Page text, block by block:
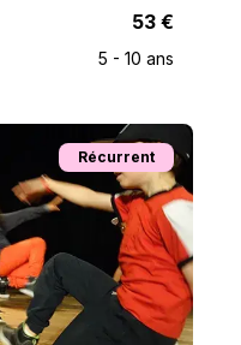
53 €
5 - 10 ans
Récurrent